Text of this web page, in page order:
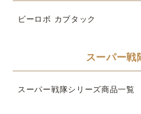
ビーロボ カブタック
スーパー戦
スーパー戦隊シリーズ商品一覧